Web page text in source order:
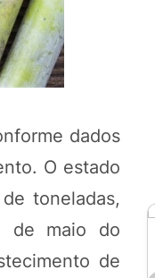
dados
O estado
toneladas,
de maio do
de
Líquido
1 LT